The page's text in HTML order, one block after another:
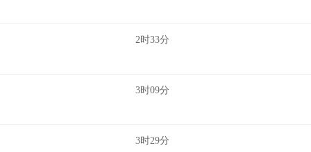
2时33分
3时09分
3时29分